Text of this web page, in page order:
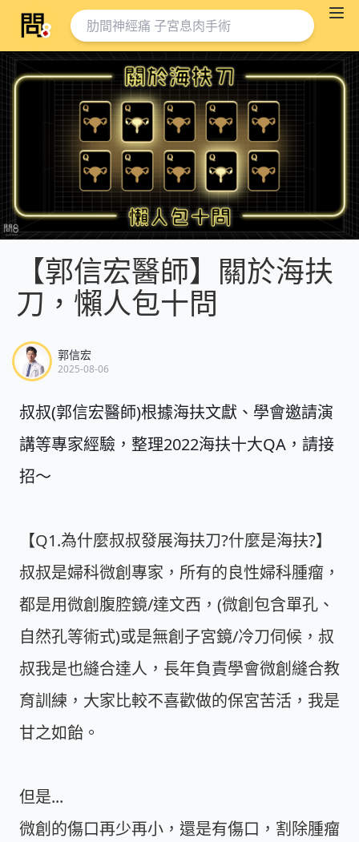
【郭信宏醫師】關於海扶
刀，懶人包十問
郭信宏
2025-08-06
叔叔(郭信宏醫師)根據海扶文獻、學會邀請演
講等專家經驗，整理2022海扶十大QA，請接
招～
【Q1.為什麼叔叔發展海扶刀?什麼是海扶?】
叔叔是婦科微創專家，所有的良性婦科腫瘤，
都是用微創腹腔鏡/達文西，(微創包含單孔、
自然孔等術式)或是無創子宮鏡/冷刀伺候，叔
叔我是也縫合達人，長年負責學會微創縫合教
育訓練，大家比較不喜歡做的保宮苦活，我是
甘之如飴。
但是...
微創的傷口再少再小，還是有傷口，割除腫瘤